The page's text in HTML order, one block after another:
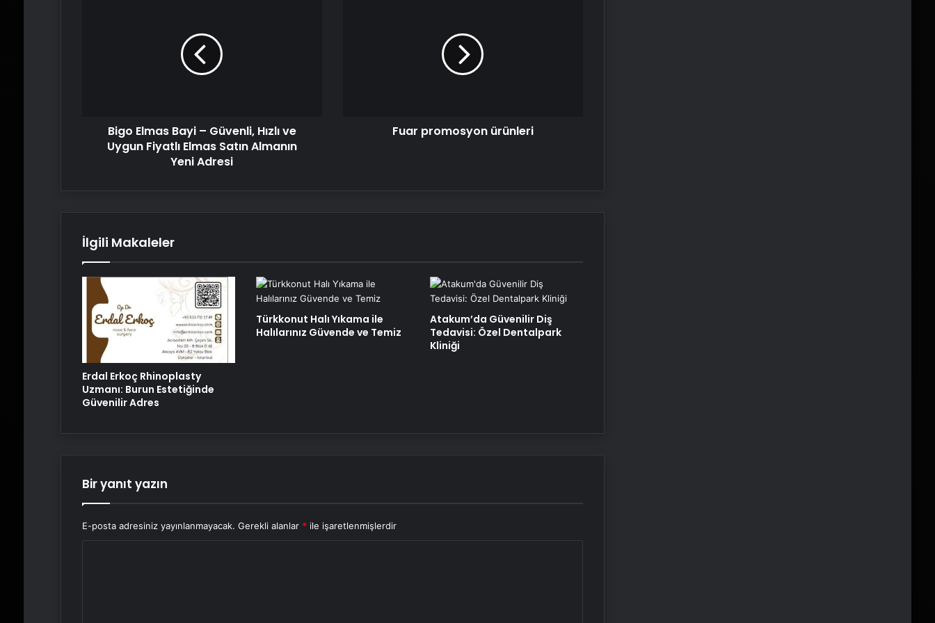
Bigo Elmas Bayi – Güvenli, Hızlı ve
Uygun Fiyatlı Elmas Satın Almanın
Yeni Adresi
Fuar promosyon ürünleri
İlgili Makaleler
Erdal Erkoç Rhinoplasty
Uzmanı: Burun Estetiğinde
Güvenilir Adres
Türkkonut Halı Yıkama ile
Halılarınız Güvende ve Temiz
Atakum’da Güvenilir Diş
Tedavisi: Özel Dentalpark
Kliniği
Bir yanıt yazın
E-posta adresiniz yayınlanmayacak. Gerekli alanlar * ile işaretlenmişlerdir